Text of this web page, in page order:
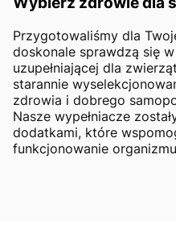
Przygotowaliśmy dla
doskonale sprawdzą się
uzupełniającej dla
starannie
zdrowia i dobrego
Nasze wypełniacze
dodatkami, które
funkcjonowanie